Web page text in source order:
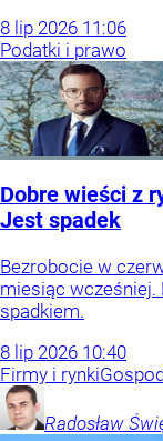
8 lip 2026 11:06
Podatki i prawo
Dobre wieści z
Jest spadek
Bezrobocie w
miesiąc wcześniej.
spadkiem.
8 lip 2026 10:40
Firmy i rynki
Radosław